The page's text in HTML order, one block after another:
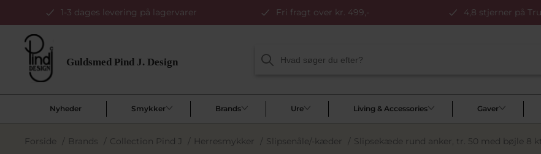
1-3 dages levering på lagervarer Fri fragt over kr. 499,- 4,8 stjerner på
Nyheder Smykker Brands Ure Living & Accessories Gaver
Forside / Brands / Collection Pind J / Herresmykker / Slipsenåle/-kæder / Slipsekæde rund anker, tr. 50 med bøjle 8